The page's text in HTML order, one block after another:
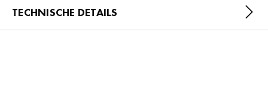
TECHNISCHE DETAILS